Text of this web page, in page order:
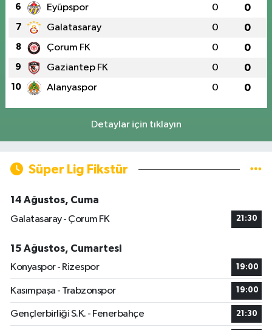
6 Eyüpspor 0 0
7 Galatasaray 0 0
8 Çorum FK 0 0
9 Gaziantep FK 0 0
10 Alanyaspor 0 0
Detaylar için tıklayın
Süper Lig Fikstür
14 Ağustos, Cuma
Galatasaray - Çorum FK
21:30
15 Ağustos, Cumartesi
Konyaspor - Rizespor
19:00
Kasımpaşa - Trabzonspor 19:00
Gençlerbirliği S.K. - Fenerbahçe 21:30